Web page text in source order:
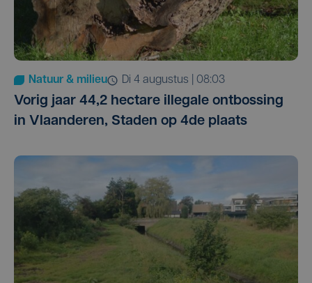
Natuur & milieu di 4 augustus | 08:03
Vorig jaar 44,2 hectare illegale ontbossing
in Vlaanderen, Staden op 4de plaats